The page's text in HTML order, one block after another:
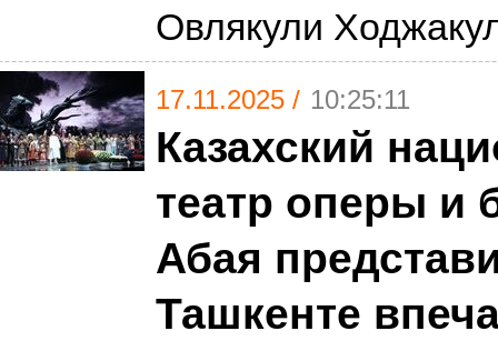
Овлякули
17.11.2025 / 10:25:11
Казахский
театр оперы и
Абая
Ташкенте